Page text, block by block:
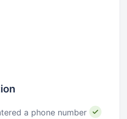
a phone number